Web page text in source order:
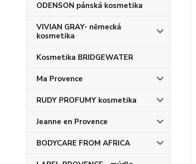
ODENSON pánská kosmetika
VIVIAN GRAY- německá
kosmetika
Kosmetika BRIDGEWATER
Ma Provence
RUDY PROFUMY kosmetika
Jeanne en Provence
BODYCARE FROM AFRICA